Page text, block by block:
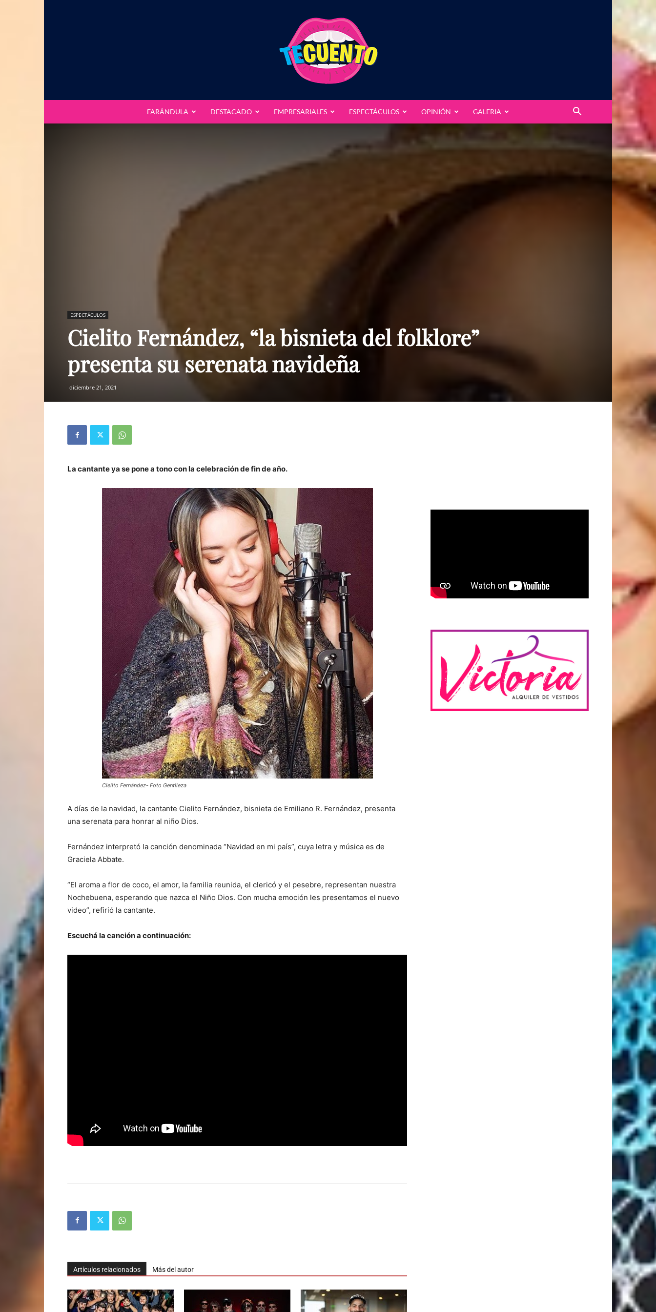
FARÁNDULA DESTACADO EMPRESARIALES ESPECTÁCULOS OPINIÓN GALERIA
ESPECTÁCULOS
Cielito Fernández, “la bisnieta del folklore”
presenta su serenata navideña
diciembre 21, 2021
La cantante ya se pone a tono con la celebración de fin de año.
Cielito Fernández- Foto Gentileza
A días de la navidad, la cantante Cielito Fernández, bisnieta de Emiliano R. Fernández, presenta
una serenata para honrar al niño Dios.
Fernández interpretó la canción denominada “Navidad en mi país”, cuya letra y música es de
Graciela Abbate.
“El aroma a flor de coco, el amor, la familia reunida, el clericó y el pesebre, representan nuestra
Nochebuena, esperando que nazca el Niño Dios. Con mucha emoción les presentamos el nuevo
video”, refirió la cantante.
Escuchá la canción a continuación:
Artículos relacionados Más del autor